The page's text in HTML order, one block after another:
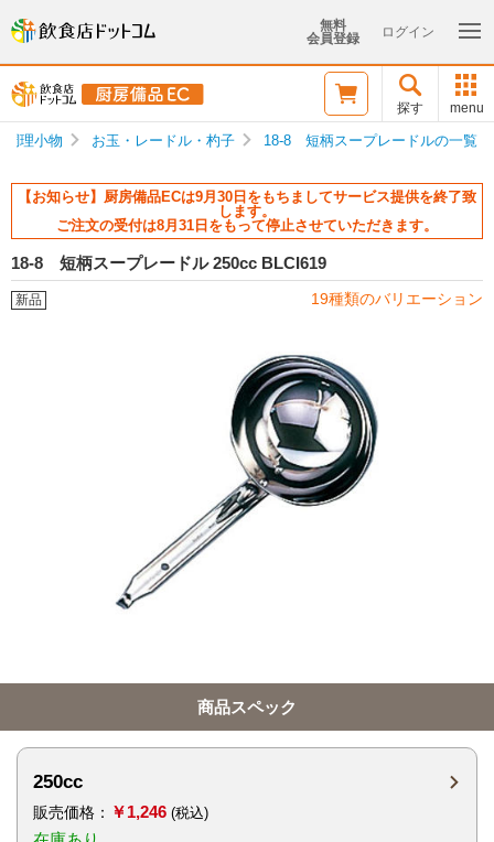
無料
会員登録
ログイン
探す menu
調理小物 お玉・レードル・杓子 18-8 短柄スープレードルの一覧
【お知らせ】厨房備品ECは9月30日をもちましてサービス提供を終了致
します。
ご注文の受付は8月31日をもって停止させていただきます。
18-8 短柄スープレードル 250cc BLCI619
新品 19種類のバリエーション
商品スペック
250cc
販売価格： ￥1,246 (税込)